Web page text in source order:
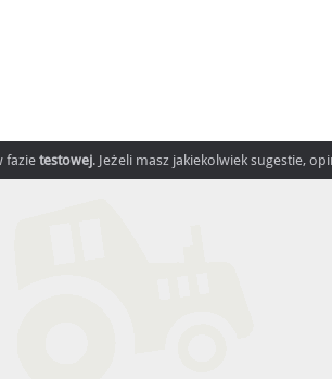
fazie testowej. Jeżeli masz jakiekolwiek sugestie,